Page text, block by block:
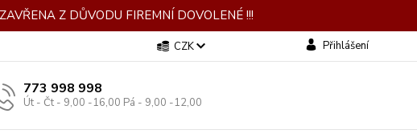
Z DŮVODU FIREMNÍ DOVOLENÉ !!!
CZK Přihlášení
773 998 998
Út - Čt - 9,00 -16,00 Pá - 9,00 -12,00